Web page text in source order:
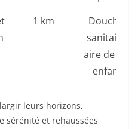
1 km
Douches,
sanitaires,
aire de jeux
enfants
leurs horizons,
sérénité et rehaussées